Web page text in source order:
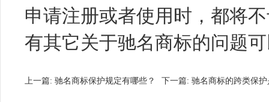
申请注册或者使用时，都将
有其它关于驰名商标的问题
上一篇: 驰名商标保护规定有哪些？ 下一篇: 驰名商标的跨类保